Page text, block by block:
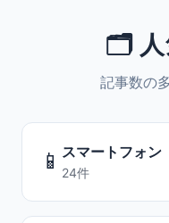
🗂️ 人
記事数の
📱 スマートフォン
24件